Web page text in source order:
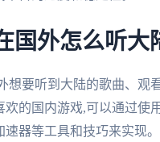
国外怎么听大
想要听到大陆的歌曲、观
欢的国内游戏,可以通过使
速器等工具和技巧来实现